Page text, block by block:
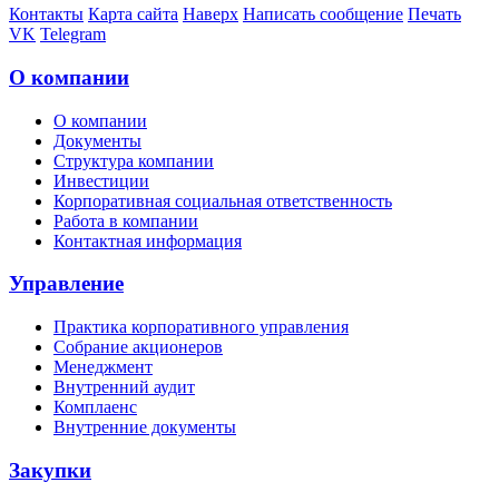
Контакты Карта сайта Наверх Написать сообщение Печать
VK Telegram
О компании
О компании
Документы
Структура компании
Инвестиции
Корпоративная социальная ответственность
Работа в компании
Контактная информация
Управление
Практика корпоративного управления
Собрание акционеров
Менеджмент
Внутренний аудит
Комплаенс
Внутренние документы
Закупки